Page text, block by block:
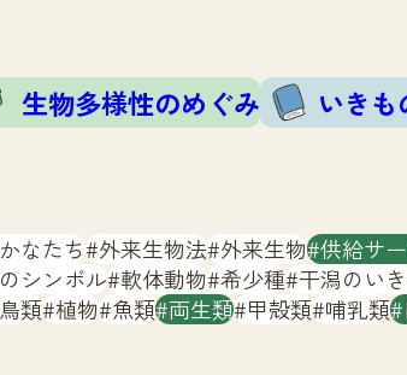
生物多様性のめぐみ いき
なたち 外来生物法 外来生物 供給サ
シンボル 軟体動物 希少種 干潟のい
鳥類 植物 魚類 両生類 甲殻類 哺乳類